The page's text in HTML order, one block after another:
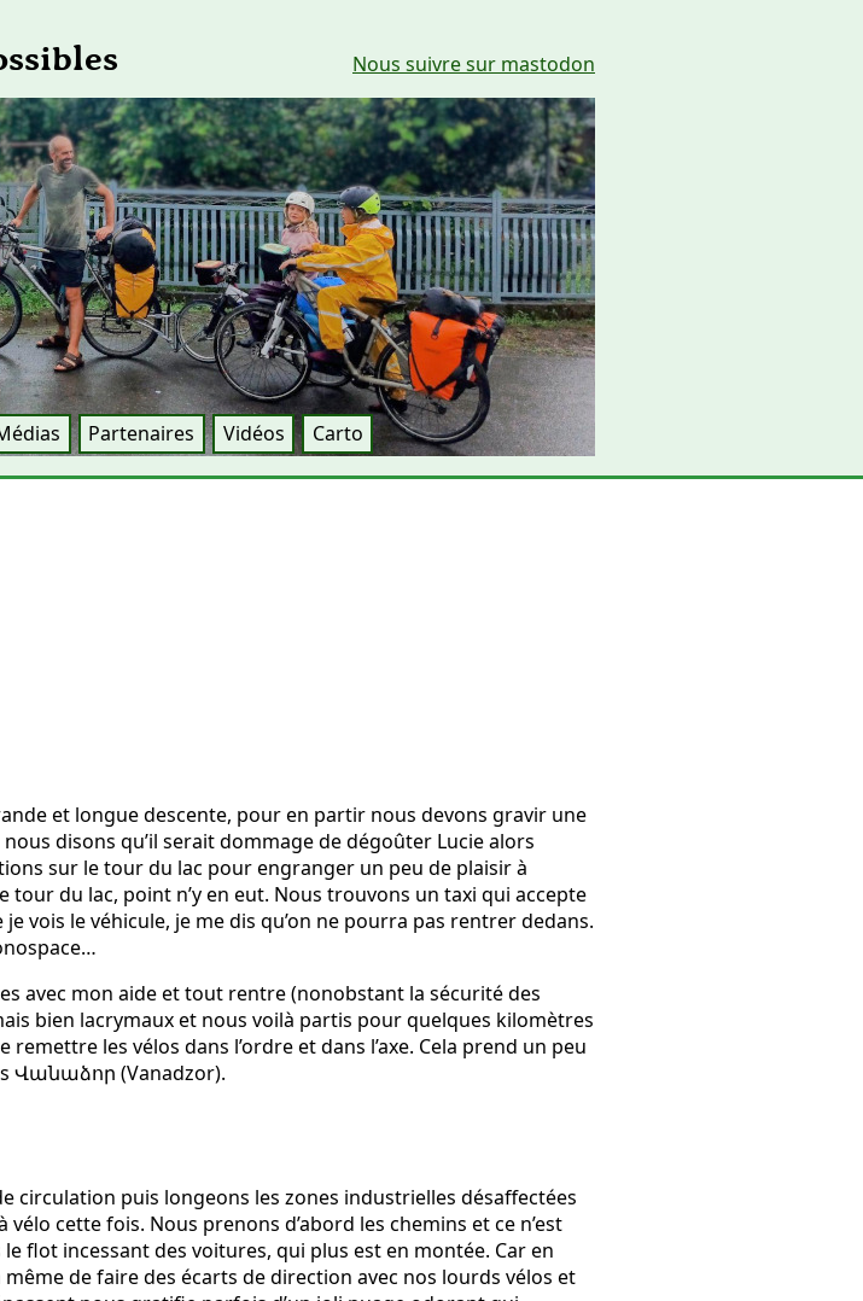
Nous suivre sur mastodon
Partenaires Vidéos Carto
et longue descente, pour en partir nous devons gravir une
disons qu’il serait dommage de dégoûter Lucie alors
sur le tour du lac pour engranger un peu de plaisir à
du lac, point n’y en eut. Nous trouvons un taxi qui accepte
vois le véhicule, je me dis qu’on ne pourra pas rentrer dedans.
avec mon aide et tout rentre (nonobstant la sécurité des
bien lacrymaux et nous voilà partis pour quelques kilomètres
les vélos dans l’ordre et dans l’axe. Cela prend un peu
Վանաձոր (Vanadzor).
circulation puis longeons les zones industrielles désaffectées
cette fois. Nous prenons d’abord les chemins et ce n’est
flot incessant des voitures, qui plus est en montée. Car en
de faire des écarts de direction avec nos lourds vélos et